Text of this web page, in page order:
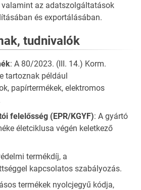
az adatszolgáltatások
és exportálásában.
tudnivalók
: A 80/2023. (III. 14.) Korm.
tartoznak például
papírtermékek, elektromos
felelősség (EPR/KGYF): A gyártó
életciklusa végén keletkező
termékdíj, a
kapcsolatos szabályozás.
termékek nyolcjegyű kódja,